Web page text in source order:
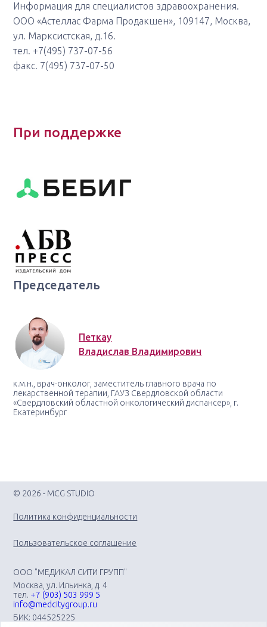
Информация для специалистов здравоохранения.
ООО «Астеллас Фарма Продакшен», 109147, Москва,
ул. Марксистская, д.16.
тел. +7(495) 737-07-56
факс. 7(495) 737-07-50
При поддержке
Председатель
Петкау
Владислав Владимирович
к.м.н., врач-онколог, заместитель главного врача по
лекарственной терапии, ГАУЗ Свердловской области
«Свердловский областной онкологический диспансер», г.
Екатеринбург
© 2026 - MCG STUDIO
Политика конфиденциальности
Пользовательское соглашение
ООО "МЕДИКАЛ СИТИ ГРУПП"
Москва, ул. Ильинка, д. 4
тел. +7 (903) 503 999 5
info@medcitygroup.ru
БИК: 044525225